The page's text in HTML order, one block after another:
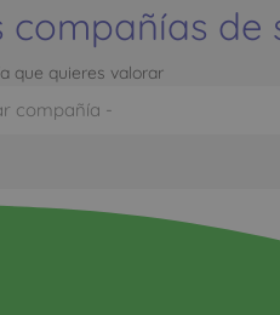
compañías de
que quieres valorar